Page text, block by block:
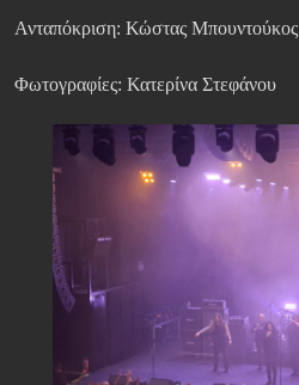
Ανταπόκριση: Κώστας Μπουντούκος
Φωτογραφίες: Κατερίνα Στεφάνου